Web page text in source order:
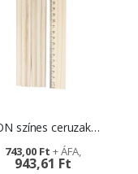
DRAGON színes ceruzakészlet - logózható fa dobozban
943,61 Ft
743,00 Ft